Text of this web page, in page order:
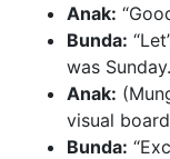
Anak:
Bunda:
was
Anak:
visual
Bunda: